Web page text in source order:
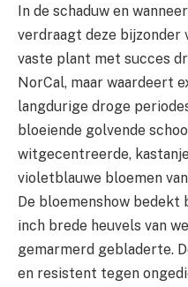
In de schaduw en
verdraagt ​​​​deze
vaste plant met succes
NorCal, maar waardeert
langdurige droge
bloeiende golvende
witgecentreerde,
violetblauwe bloemen
De bloemenshow bedekt
inch brede heuvels van
gemarmerd gebladerte.
en resistent tegen